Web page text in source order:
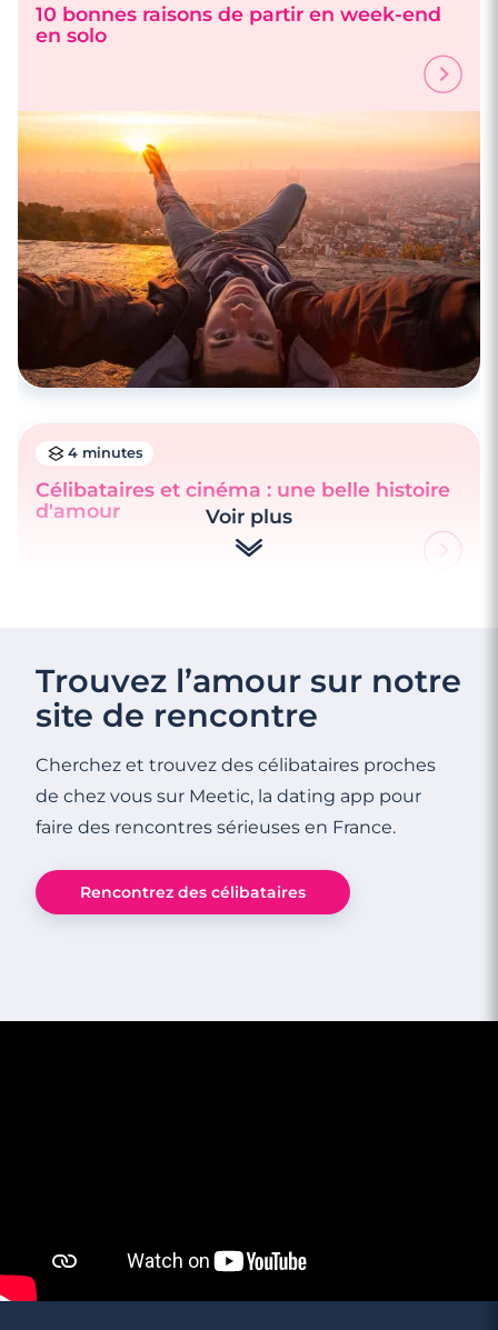
10 bonnes raisons de partir en week-end
en solo
4 minutes
Célibataires et cinéma : une belle histoire
d'amour
Voir plus
Trouvez l’amour sur notre
site de rencontre
Cherchez et trouvez des célibataires proches
de chez vous sur Meetic, la dating app pour
faire des rencontres sérieuses en France.
Rencontrez des célibataires